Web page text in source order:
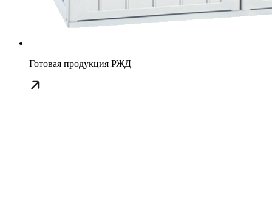
Готовая продукция РЖД